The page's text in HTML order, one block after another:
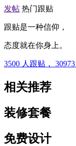
发帖 热门跟贴
跟贴是一种信仰，
态度就在你身上。
3500 人跟贴， 30973
相关推荐
装修套餐
免费设计